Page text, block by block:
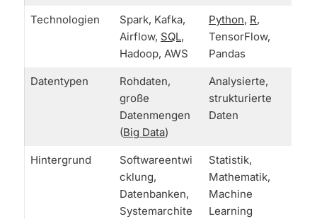
Technologien
Spark, Kafka,
Airflow, SQL,
Hadoop, AWS
Python, R,
TensorFlow,
Pandas
Datentypen
Rohdaten,
große
Datenmengen
(Big Data)
Analysierte,
strukturierte
Daten
Hintergrund
Softwareentwi
cklung,
Datenbanken,
Systemarchite
Statistik,
Mathematik,
Machine
Learning